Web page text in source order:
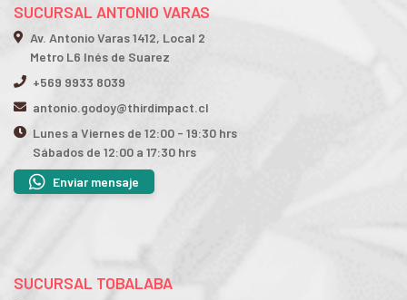
SUCURSAL ANTONIO VARAS
Av. Antonio Varas 1412, Local 2
Metro L6 Inés de Suarez
+569 9933 8039
antonio.godoy@thirdimpact.cl
Lunes a Viernes de 12:00 - 19:30 hrs
Sábados de 12:00 a 17:30 hrs
Enviar mensaje
SUCURSAL TOBALABA